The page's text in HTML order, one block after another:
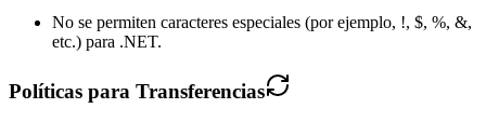
No se permiten caracteres especiales (por ejemplo, !, $, %, &,
etc.) para .NET.
Políticas para Transferencias